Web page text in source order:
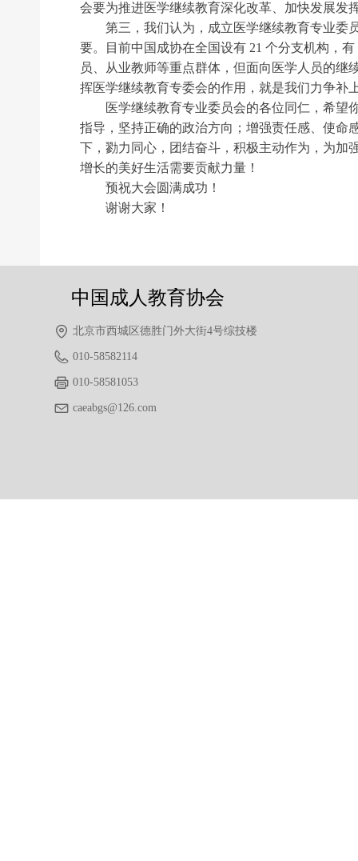
前一个： 无
会要为推进医学继续教育深化改革、加快发展发
第三，我们认为，成立医学继续教育专业委员
要。目前中国成协在全国设有 21 个分支机构，
员、从业教师等重点群体，但面向医学人员的
挥医学继续教育专委会的作用，就是我们力争补
医学继续教育专业委员会的各位同仁，希望你
指导，坚持正确的政治方向；增强责任感、使命
下，勠力同心，团结奋斗，积极主动作为，为加
增长的美好生活需要贡献力量！
预祝大会圆满成功！
谢谢大家！
北京市西城区德胜门外大街4号综技楼
010-58582114
010-58581053
caeabgs@126.com
中国成人教育协会